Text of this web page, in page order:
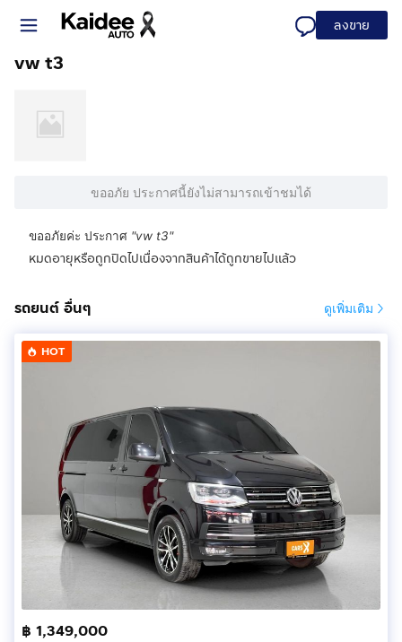
ลงขาย
vw t3
ขออภัย ประกาศนี้ยังไม่สามารถเข้าชมได้
ขออภัยค่ะ ประกาศ "vw t3"
หมดอายุหรือถูกปิดไปเนื่องจากสินค้าได้ถูกขายไปแล้ว
รถยนต์ อื่นๆ ดูเพิ่มเติม
HOT
฿ 1,349,000